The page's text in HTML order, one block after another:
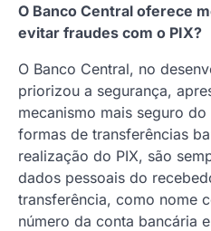
O Banco Central oferece
evitar fraudes com o PIX?
O Banco Central, no
priorizou a segurança,
mecanismo mais seguro
formas de transferências
realização do PIX, são
dados pessoais do
transferência, como nome
número da conta bancária